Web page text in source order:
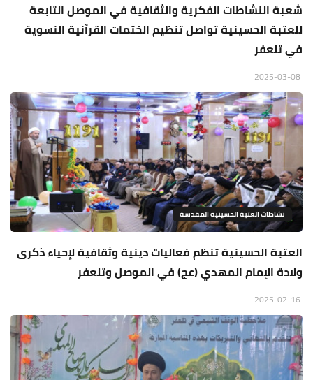
شعبة النشاطات الفكرية والثقافية في الموصل التابعة
للعتبة الحسينية تواصل تنظيم الختمات القرآنية النسوية
في تلعفر
نشاطات العتبة الحسينية المقدسة
العتبة الحسينية تنظم فعاليات دينية وثقافية لإحياء ذكرى
ولادة الإمام المهدي (عج) في الموصل وتلعفر